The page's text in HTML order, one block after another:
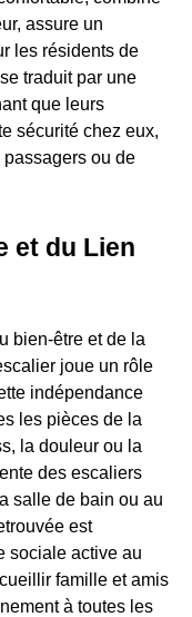
assure un
les résidents de
traduit par une
que leurs
sécurité chez eux,
ou de
et du Lien
bien-être et de la
joue un rôle
indépendance
les pièces de la
la douleur ou la
des escaliers
salle de bain ou au
est
sociale active au
famille et amis
à toutes les